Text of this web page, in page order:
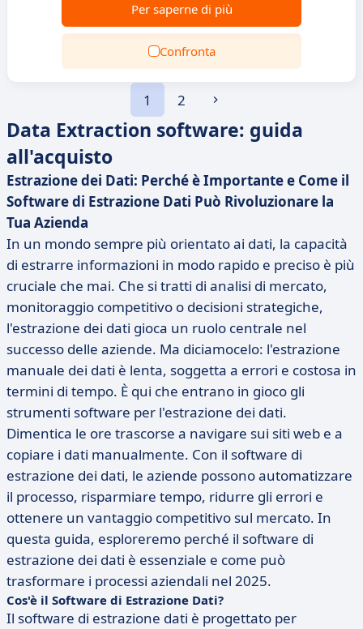
Per saperne di più
Confronta
1 2
Data Extraction software: guida
all'acquisto
Estrazione dei Dati: Perché è Importante e Come il
Software di Estrazione Dati Può Rivoluzionare la
Tua Azienda
In un mondo sempre più orientato ai dati, la capacità
di estrarre informazioni in modo rapido e preciso è più
cruciale che mai. Che si tratti di analisi di mercato,
monitoraggio competitivo o decisioni strategiche,
l'estrazione dei dati gioca un ruolo centrale nel
successo delle aziende. Ma diciamocelo: l'estrazione
manuale dei dati è lenta, soggetta a errori e costosa in
termini di tempo. È qui che entrano in gioco gli
strumenti software per l'estrazione dei dati.
Dimentica le ore trascorse a navigare sui siti web e a
copiare i dati manualmente. Con il software di
estrazione dei dati, le aziende possono automatizzare
il processo, risparmiare tempo, ridurre gli errori e
ottenere un vantaggio competitivo sul mercato. In
questa guida, esploreremo perché il software di
estrazione dei dati è essenziale e come può
trasformare i processi aziendali nel 2025.
Cos'è il Software di Estrazione Dati?
Il software di estrazione dati è progettato per